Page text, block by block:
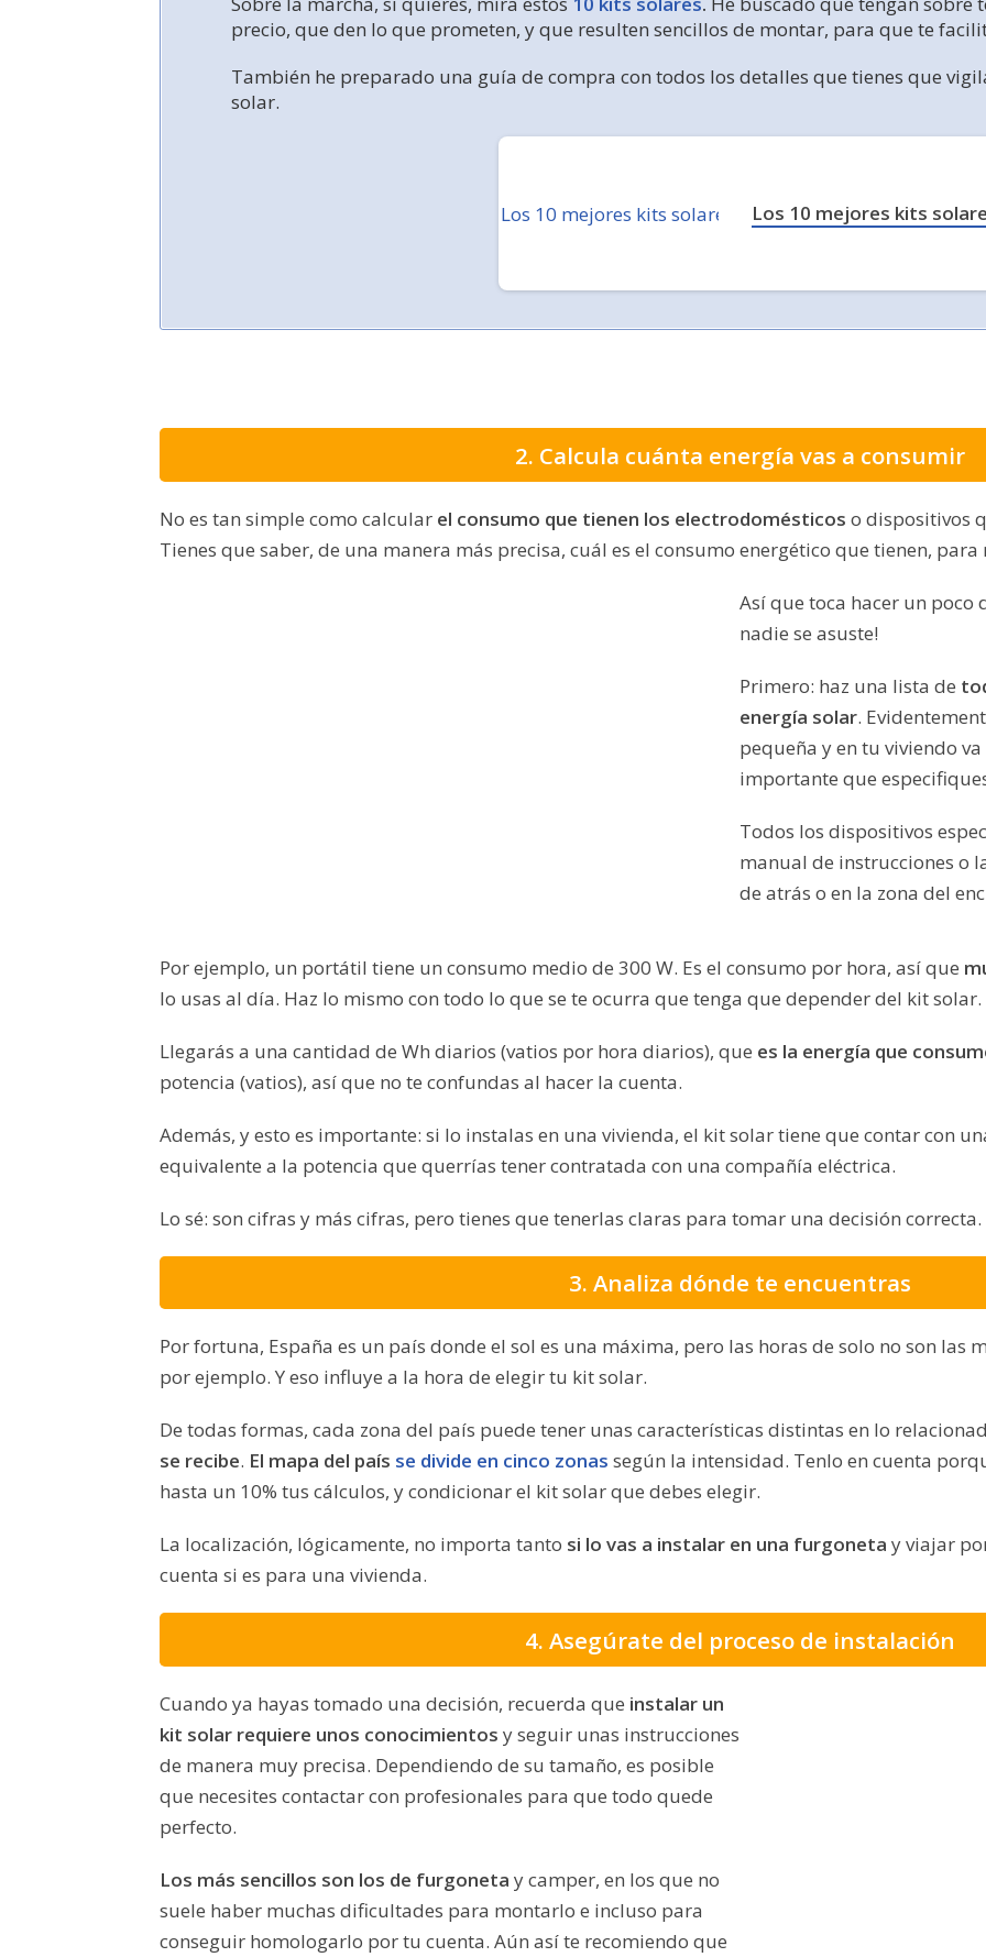
precio, que den lo que prometen, y que resulten sencillos de montar, para que te
También he preparado una guía de compra con todos los detalles que tienes que
solar.
Los 10 mejores kits
2. Calcula cuánta energía vas a consumir
No es tan simple como calcular el consumo que tienen los electrodomésticos o dispositivos
Tienes que saber, de una manera más precisa, cuál es el consumo energético que tienen,
Así que toca hacer un poco
nadie se asuste!
Primero: haz una lista de
energía solar.
pequeña y en tu viviendo
importante que
Todos los dispositivos
manual de instrucciones o
de atrás o en la zona del
Por ejemplo, un portátil tiene un consumo medio de 300 W. Es el consumo por hora, así que
lo usas al día. Haz lo mismo con todo lo que se te ocurra que tenga que depender del kit solar.
Llegarás a una cantidad de Wh diarios (vatios por hora diarios), que es la energía que
potencia (vatios), así que no te confundas al hacer la cuenta.
Además, y esto es importante: si lo instalas en una vivienda, el kit solar tiene que contar con
equivalente a la potencia que querrías tener contratada con una compañía eléctrica.
Lo sé: son cifras y más cifras, pero tienes que tenerlas claras para tomar una decisión correcta.
3. Analiza dónde te encuentras
Por fortuna, España es un país donde el sol es una máxima, pero las horas de solo no son las
por ejemplo. Y eso influye a la hora de elegir tu kit solar.
De todas formas, cada zona del país puede tener unas características distintas en lo
se recibe. El mapa del país se divide en cinco zonas según la intensidad. Tenlo en cuenta
hasta un 10% tus cálculos, y condicionar el kit solar que debes elegir.
La localización, lógicamente, no importa tanto si lo vas a instalar en una furgoneta y viajar
cuenta si es para una vivienda.
4. Asegúrate del proceso de instalación
Cuando ya hayas tomado una decisión, recuerda que instalar un
kit solar requiere unos conocimientos y seguir unas instrucciones
de manera muy precisa. Dependiendo de su tamaño, es posible
que necesites contactar con profesionales para que todo quede
perfecto.
Los más sencillos son los de furgoneta y camper, en los que no
suele haber muchas dificultades para montarlo e incluso para
conseguir homologarlo por tu cuenta. Aún así te recomiendo que